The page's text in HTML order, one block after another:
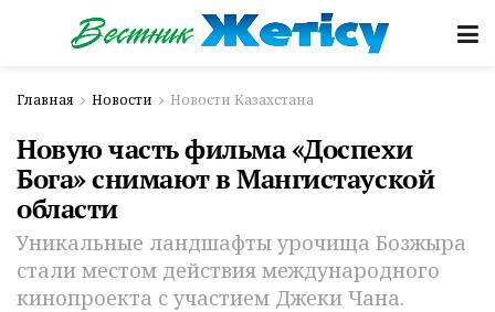
Главная Новости Новости Казахстана
Новую часть фильма «Доспехи
Бога» снимают в Мангистауской
области
Уникальные ландшафты урочища Бозжыра
стали местом действия международного
кинопроекта с участием Джеки Чана.